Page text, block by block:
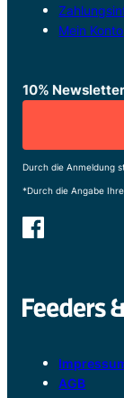
Mein Konto
10%
Durch die Anmeldung
*Durch die Angabe
AGB